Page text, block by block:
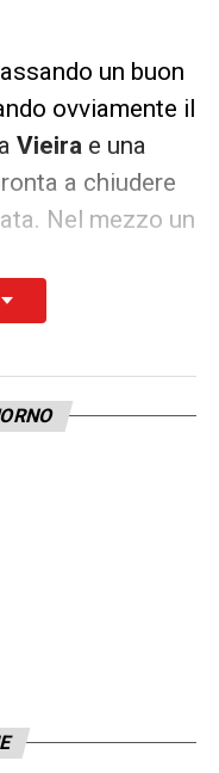
un buon
ovviamente il
Vieira e una
a chiudere
Nel mezzo un
veniva